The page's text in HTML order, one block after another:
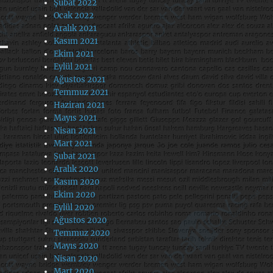
Şubat 2022
Ocak 2022
Aralık 2021
Kasım 2021
Ekim 2021
Eylül 2021
Ağustos 2021
Temmuz 2021
Haziran 2021
Mayıs 2021
Nisan 2021
Mart 2021
Şubat 2021
Aralık 2020
Kasım 2020
Ekim 2020
Eylül 2020
Ağustos 2020
Temmuz 2020
Mayıs 2020
Nisan 2020